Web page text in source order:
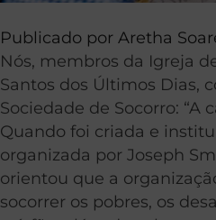
Publicado por Aretha
Nós, membros da Igreja
Santos dos Últimos Dias,
Sociedade de Socorro: “A
Quando foi criada e
organizada por Joseph
orientou que a
socorrer os pobres, os